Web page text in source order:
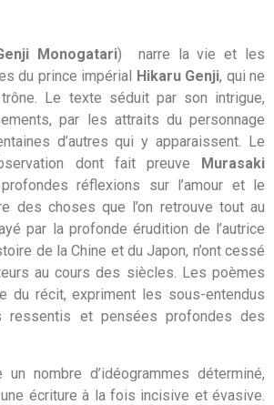
Monogatari) narre la vie et les
du prince impérial
Hikaru Genji, qui ne
Le texte séduit par son intrigue,
par les attraits du personnage
d’autres qui y apparaissent. Le
dont fait preuve
Murasaki
réflexions sur l’amour et le
des choses que l’on retrouve tout au
par la profonde érudition de l’autrice
de la Chine et du Japon, n’ont cessé
au cours des siècles. Les poèmes
du récit, expriment les sous-entendus
ressentis et pensées profondes des
un nombre d’idéogrammes déterminé,
écriture à la fois incisive et évasive.